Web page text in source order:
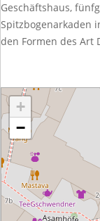
Geschäftshaus,
Spitzbogenarkaden
den Formen des Art
+
−